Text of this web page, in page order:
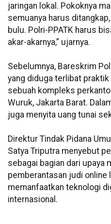
jaringan lokal. Pokoknya
semuanya harus
bulu. Polri-PPATK harus
akar-akarnya,” ujarnya.
Sebelumnya, Bareskrim
yang diduga terlibat
sebuah kompleks
Wuruk, Jakarta Barat.
juga menyita uang tunai
Direktur Tindak Pidana
Satya Triputra menyebut
sebagai bagian dari upaya
pemberantasan judi online
memanfaatkan teknologi
internasional.